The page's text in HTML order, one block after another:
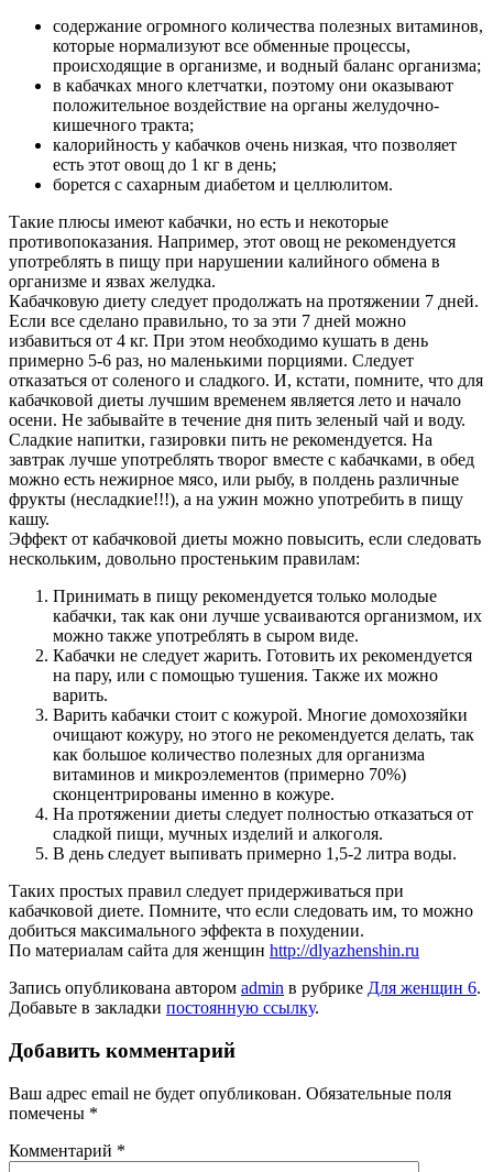
содержание огромного количества полезных витаминов,
которые нормализуют все обменные процессы,
происходящие в организме, и водный баланс организма;
в кабачках много клетчатки, поэтому они оказывают
положительное воздействие на органы желудочно-
кишечного тракта;
калорийность у кабачков очень низкая, что позволяет
есть этот овощ до 1 кг в день;
борется с сахарным диабетом и целлюлитом.
Такие плюсы имеют кабачки, но есть и некоторые
противопоказания. Например, этот овощ не рекомендуется
употреблять в пищу при нарушении калийного обмена в
организме и язвах желудка.
Кабачковую диету следует продолжать на протяжении 7 дней.
Если все сделано правильно, то за эти 7 дней можно
избавиться от 4 кг. При этом необходимо кушать в день
примерно 5-6 раз, но маленькими порциями. Следует
отказаться от соленого и сладкого. И, кстати, помните, что для
кабачковой диеты лучшим временем является лето и начало
осени. Не забывайте в течение дня пить зеленый чай и воду.
Сладкие напитки, газировки пить не рекомендуется. На
завтрак лучше употреблять творог вместе с кабачками, в обед
можно есть нежирное мясо, или рыбу, в полдень различные
фрукты (несладкие!!!), а на ужин можно употребить в пищу
кашу.
Эффект от кабачковой диеты можно повысить, если следовать
нескольким, довольно простеньким правилам:
Принимать в пищу рекомендуется только молодые
кабачки, так как они лучше усваиваются организмом, их
можно также употреблять в сыром виде.
Кабачки не следует жарить. Готовить их рекомендуется
на пару, или с помощью тушения. Также их можно
варить.
Варить кабачки стоит с кожурой. Многие домохозяйки
очищают кожуру, но этого не рекомендуется делать, так
как большое количество полезных для организма
витаминов и микроэлементов (примерно 70%)
сконцентрированы именно в кожуре.
На протяжении диеты следует полностью отказаться от
сладкой пищи, мучных изделий и алкоголя.
В день следует выпивать примерно 1,5-2 литра воды.
Таких простых правил следует придерживаться при
кабачковой диете. Помните, что если следовать им, то можно
добиться максимального эффекта в похудении.
По материалам сайта для женщин http://dlyazhenshin.ru
Запись опубликована автором admin в рубрике Для женщин 6.
Добавьте в закладки постоянную ссылку.
Добавить комментарий
Ваш адрес email не будет опубликован. Обязательные поля
помечены *
Комментарий *